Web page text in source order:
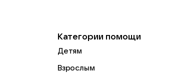
Категории помощи
Детям
Взрослым